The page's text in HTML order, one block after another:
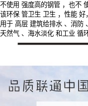
不使用 强度高的钢管 ，也不
该环保 管卫生 卫生 ，性能 好
用于 高层 建筑给排水 、消防
天然气 、海水淡化 和工业 循